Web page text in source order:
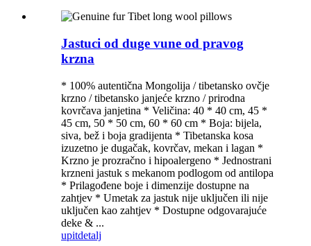
Jastuci od duge vune od pravog
krzna
* 100% autentična Mongolija / tibetansko ovčje
krzno / tibetansko janjeće krzno / prirodna
kovrčava janjetina * Veličina: 40 * 40 cm, 45 *
45 cm, 50 * 50 cm, 60 * 60 cm * Boja: bijela,
siva, bež i boja gradijenta * Tibetanska kosa
izuzetno je dugačak, kovrčav, mekan i lagan *
Krzno je prozračno i hipoalergeno * Jednostrani
krzneni jastuk s mekanom podlogom od antilopa
* Prilagođene boje i dimenzije dostupne na
zahtjev * Umetak za jastuk nije uključen ili nije
uključen kao zahtjev * Dostupne odgovarajuće
deke & ...
upitdetalj